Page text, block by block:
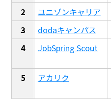
ユニゾンキャリア
dodaキャンパス
JobSpring Scout
アカリク